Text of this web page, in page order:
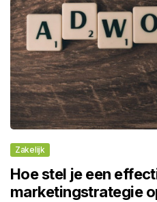
Zakelijk
Hoe stel je een
marketingstrategie